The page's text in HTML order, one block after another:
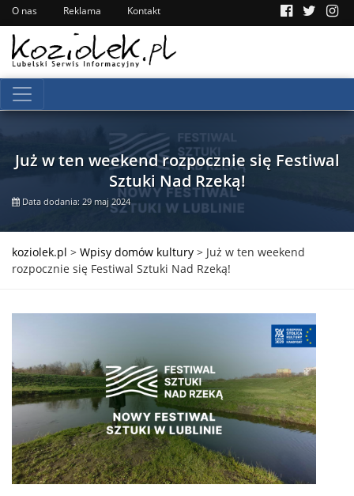
O nas Reklama Kontakt
Już w ten weekend rozpocznie się Festiwal
Sztuki Nad Rzeką!
Data dodania: 29 maj 2024
koziolek.pl > Wpisy domów kultury > Już w ten weekend
rozpocznie się Festiwal Sztuki Nad Rzeką!